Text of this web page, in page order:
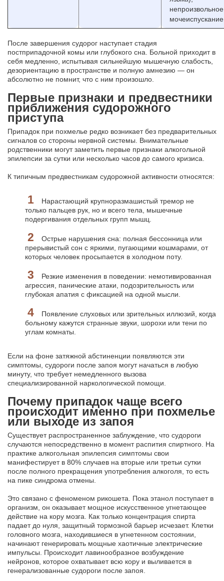
непроизвольное
После завершения судорог наступает стадия
постприпадочной комы или глубокого сна. Больной приходит в
себя медленно, испытывая сильнейшую мышечную слабость,
дезориентацию в пространстве и полную амнезию — он
абсолютно не помнит, что с ним произошло.
Первые признаки и предвестники
приближения судорожного
приступа
Припадок при похмелье редко возникает без предварительных
сигналов со стороны нервной системы. Внимательные
родственники могут заметить первые признаки алкогольной
эпилепсии за сутки или несколько часов до самого кризиса.
К типичным предвестникам судорожной активности относятся:
Нарастающий крупноразмашистый тремор не
только пальцев рук, но и всего тела, мышечные
подергивания отдельных групп мышц.
Острые нарушения сна: полная бессонница или
прерывистый сон с яркими, пугающими кошмарами, от
которых человек просыпается в холодном поту.
Резкие изменения в поведении: немотивированная
агрессия, панические атаки, подозрительность или
глубокая апатия с фиксацией на одной мысли.
Появление слуховых или зрительных иллюзий, когда
больному кажутся странные звуки, шорохи или тени по
углам комнаты.
Если на фоне затяжной абстиненции появляются эти
симптомы, судороги после запоя могут начаться в любую
минуту, что требует немедленного вызова
специализированной наркологической помощи.
Почему припадок чаще всего
происходит именно при похмелье
или выходе из запоя
Существует распространенное заблуждение, что судороги
случаются непосредственно в момент распития спиртного. На
практике алкогольная эпилепсия симптомы свои
манифестирует в 80% случаев на вторые или третьи сутки
после полного прекращения употребления алкоголя, то есть
на пике синдрома отмены.
Это связано с феноменом рикошета. Пока этанол поступает в
организм, он оказывает мощное искусственное угнетающее
действие на кору мозга. Как только концентрация спирта
падает до нуля, защитный тормозной барьер исчезает. Клетки
головного мозга, находившиеся в угнетенном состоянии,
начинают генерировать мощные хаотичные электрические
импульсы. Происходит лавинообразное возбуждение
нейронов, которое охватывает всю кору и выливается в
генерализованные судороги после запоя.